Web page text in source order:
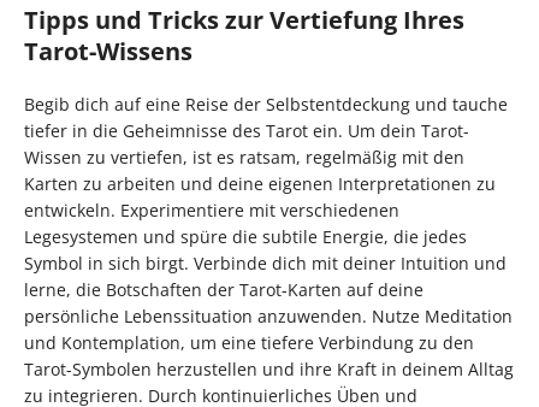
Tipps und Tricks zur Vertiefung Ihres
Tarot-Wissens
Begib dich auf eine Reise der Selbstentdeckung und tauche
tiefer in die Geheimnisse des Tarot ein. Um dein Tarot-
Wissen zu vertiefen, ist es ratsam, regelmäßig mit den
Karten zu arbeiten und deine eigenen Interpretationen zu
entwickeln. Experimentiere mit verschiedenen
Legesystemen und spüre die subtile Energie, die jedes
Symbol in sich birgt. Verbinde dich mit deiner Intuition und
lerne, die Botschaften der Tarot-Karten auf deine
persönliche Lebenssituation anzuwenden. Nutze Meditation
und Kontemplation, um eine tiefere Verbindung zu den
Tarot-Symbolen herzustellen und ihre Kraft in deinem Alltag
zu integrieren. Durch kontinuierliches Üben und